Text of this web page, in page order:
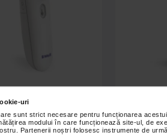
uri
sunt strict necesare pentru funcționarea
modului în care funcționează site-ul, de
Partenerii noștri folosesc instrumente de
medical cu infrarosu